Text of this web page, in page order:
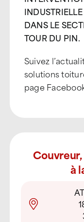
DANS LE
TOUR DU PIN.
Suivez
solutions
page
à